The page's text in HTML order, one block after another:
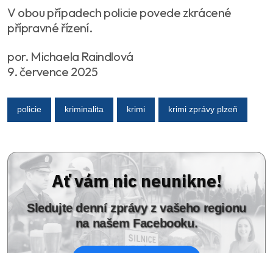
V obou případech policie povede zkrácené
přípravné řízení.
por. Michaela Raindlová
9. července 2025
policie kriminalita krimi krimi zprávy plzeň
Ať vám nic neunikne!
Sledujte denní zprávy z vašeho regionu
na našem Facebooku.